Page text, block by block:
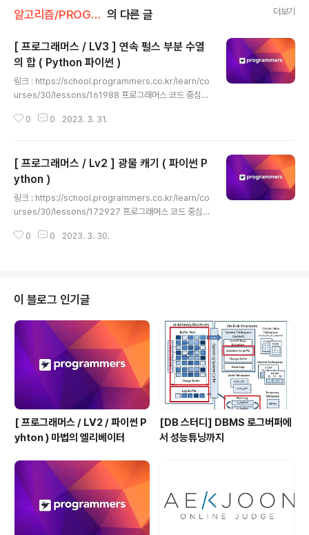
알고리즘/PROGRAMMERS (Python) 의 다른 글 더보기
[ 프로그래머스 / LV3 ] 연속 펄스 부분 수열
의 합 ( Python 파이썬 )
링크 : https://school.programmers.co.kr/learn/co
urses/30/lessons/161988 프로그래머스 코드 중심의
발자 맞춤형 프로필을 등록하고, 나와 기술 궁합이 잘 맞는
en(sequence) + 1)] for _ in range(2)] weight = 1 f
or i in range(len(sequence)): table[0][i + 1] = tab
le[0][i] + sequence[i] * weight table[1][i + 1] = t
able[1][i]..
0 0 2023. 3. 31.
[ 프로그래머스 / Lv2 ] 광물 캐기 ( 파이썬 P
ython )
링크 : https://school.programmers.co.kr/learn/co
urses/30/lessons/172927 프로그래머스 코드 중심
개발자 맞춤형 프로필을 등록하고, 나와 기술 궁합이 잘 맞
d": return 0 if s == "iron": return 1 if s == "stone":
return 2 def DFS(cnt,prePick,total): nonlocal ans
wer,picks..
0 0 2023. 3. 30.
이 블로그 인기글
[ 프로그래머스 / LV2 / 파이썬 P
yhton ) 마법의 엘리베이터
[DB 스터디] DBMS 로그버퍼에
서 성능튜닝까지